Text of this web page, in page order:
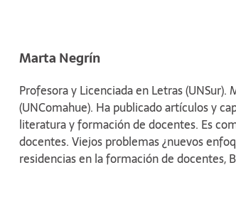
Marta Negrín
Profesora y Licenciada en Letras
(UNComahue). Ha publicado artículos y
literatura y formación de docentes. Es
docentes. Viejos problemas ¿nuevos
residencias en la formación de docentes,